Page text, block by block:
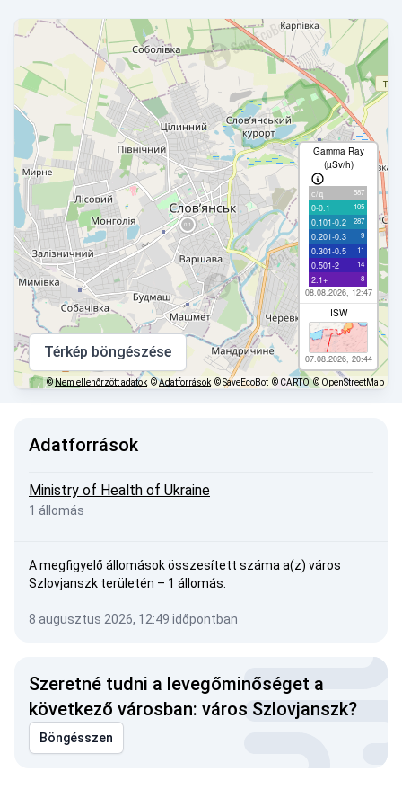
Gamma Ray
(µSv/h)
с/д 587
0-0.1 105
0.101-0.2 287
0.201-0.3 9
0.301-0.5 11
0.501-2 14
2.1+ 8
08.08.2026, 12:47
ISW
07.08.2026, 20:44
Térkép böngészése
©Nem ellenőrzött adatok ©Adatforrások © SaveEcoBot © CARTO © OpenStreetMap
Adatforrások
Ministry of Health of Ukraine
1 állomás
A megfigyelő állomások összesített száma a(z) város
Szlovjanszk területén – 1 állomás.
8 augusztus 2026, 12:49 időpontban
Szeretné tudni a levegőminőséget a
következő városban: város Szlovjanszk?
Böngésszen